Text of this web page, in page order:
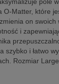
Matter, które
on swoich
i
i łatwo
Rozmiar